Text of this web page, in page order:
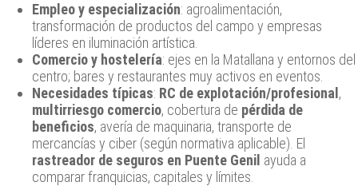
Empleo y especialización: agroalimentación,
transformación de productos del campo y empresas
líderes en iluminación artística.
Comercio y hostelería: ejes en la Matallana y entornos del
centro; bares y restaurantes muy activos en eventos.
Necesidades típicas: RC de explotación/profesional ,
multirriesgo comercio, cobertura de pérdida de
beneficios, avería de maquinaria, transporte de
mercancías y ciber (según normativa aplicable). El
rastreador de seguros en Puente Genil ayuda a
comparar franquicias, capitales y límites.